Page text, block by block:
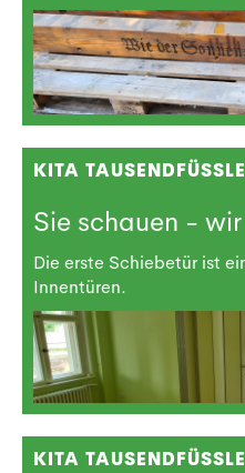
KITA TAUSENDFÜSSLER
Sie schauen -
Die erste Schiebetür ist
Innentüren.
KITA TAUSENDFÜSSLER